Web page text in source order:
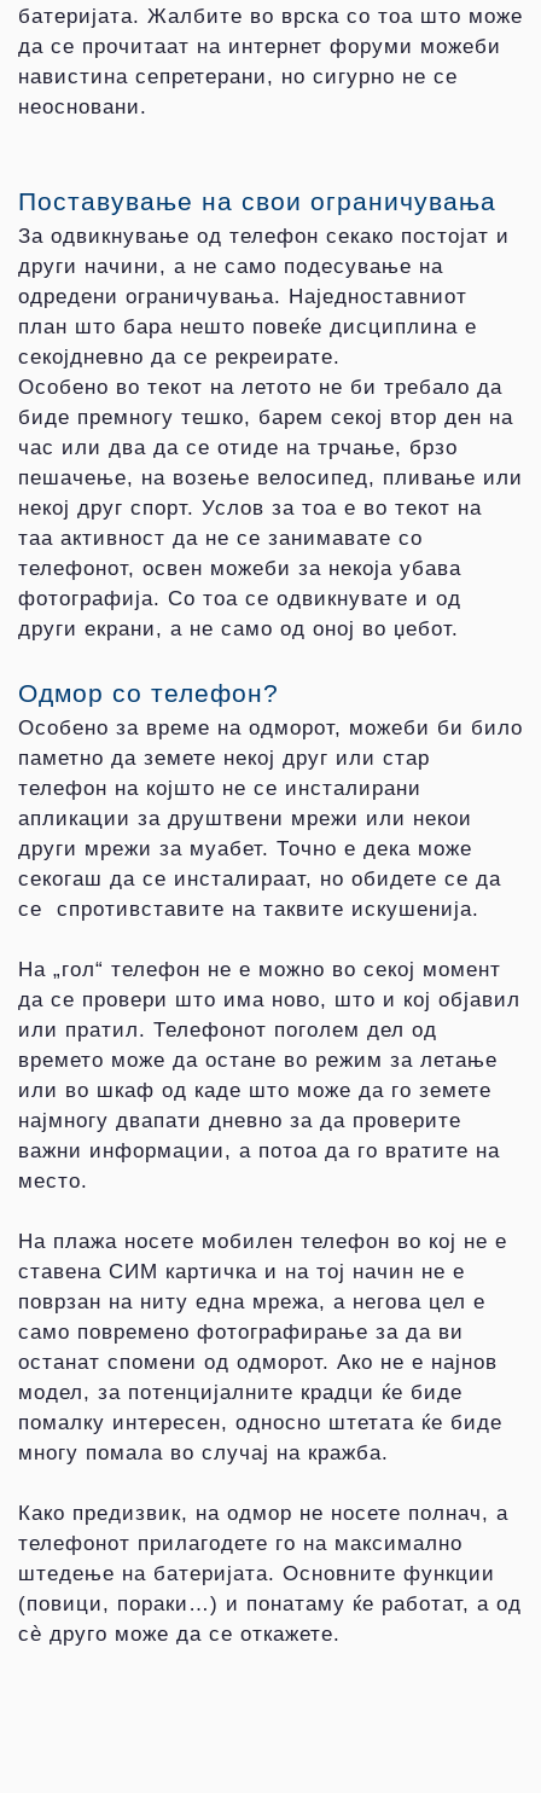
батеријата. Жалбите во врска со тоа што може
да се прочитаат на интернет форуми можеби
навистина сепретерани, но сигурно не се
неосновани.
Поставување на свои ограничувања
За одвикнување од телефон секако постојат и
други начини, а не само подесување на
одредени ограничувања. Наједноставниот
план што бара нешто повеќе дисциплина е
секојдневно да се рекреирате.
Особено во текот на летото не би требало да
биде премногу тешко, барем секој втор ден на
час или два да се отиде на трчање, брзо
пешачење, на возење велосипед, пливање или
некој друг спорт. Услов за тоа е во текот на
таа активност да не се занимавате со
телефонот, освен можеби за некоја убава
фотографија. Со тоа се одвикнувате и од
други екрани, а не само од оној во џебот.
Одмор со телефон?
Особено за време на одморот, можеби би било
паметно да земете некој друг или стар
телефон на којшто не се инсталирани
апликации за друштвени мрежи или некои
други мрежи за муабет. Точно е дека може
секогаш да се инсталираат, но обидете се да
се спротивставите на таквите искушенија.
На „гол“ телефон не е можно во секој момент
да се провери што има ново, што и кој објавил
или пратил. Телефонот поголем дел од
времето може да остане во режим за летање
или во шкаф од каде што може да го земете
најмногу двапати дневно за да проверите
важни информации, а потоа да го вратите на
место.
На плажа носете мобилен телефон во кој не е
ставена СИМ картичка и на тој начин не е
поврзан на ниту една мрежа, а негова цел е
само повремено фотографирање за да ви
останат спомени од одморот. Ако не е најнов
модел, за потенцијалните крадци ќе биде
помалку интересен, односно штетата ќе биде
многу помала во случај на кражба.
Како предизвик, на одмор не носете полнач, а
телефонот прилагодете го на максимално
штедење на батеријата. Основните функции
(повици, пораки…) и понатаму ќе работат, а од
сè друго може да се откажете.